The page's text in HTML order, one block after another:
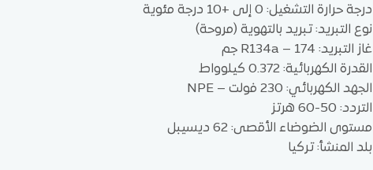
درجة حرارة التشغيل: 0 إلى +10 درجة مئوية
نوع التبريد: تبريد بالتهوية (مروحة)
غاز التبريد: R134a – 174 جم
القدرة الكهربائية: 0.372 كيلوواط
الجهد الكهربائي: 230 فولت – NPE
التردد: 50-60 هرتز
مستوى الضوضاء الأقصى: 62 ديسيبل
بلد المنشأ: تركيا